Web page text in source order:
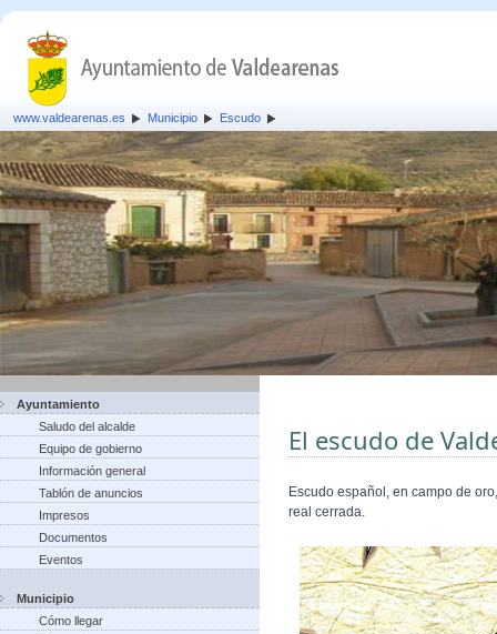
www.valdearenas.es Municipio Escudo
Ayuntamiento
Saludo del alcalde
Equipo de gobierno
Información general
Tablón de anuncios
Impresos
Documentos
Eventos
Municipio
Cómo llegar
El escudo de
Escudo español, en campo de
real cerrada.